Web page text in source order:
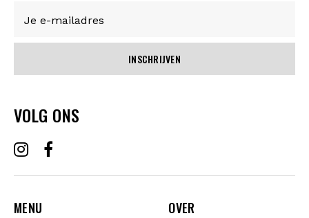
INSCHRIJVEN
VOLG ONS
MENU
OVER